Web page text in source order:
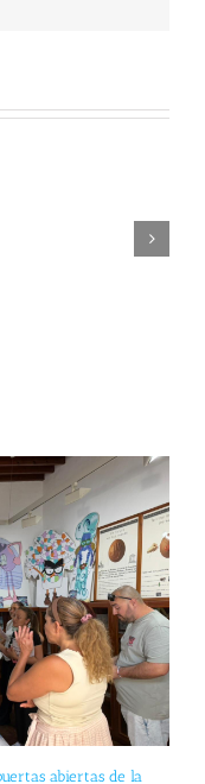
abiertas de la